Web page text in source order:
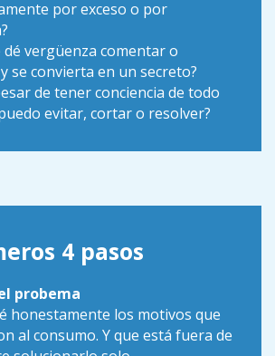
por exceso o por
dé vergüenza comentar o
se convierta en un secreto?
de tener conciencia de todo
evitar, cortar o resolver?
4 pasos
probema
honestamente los motivos que
al consumo. Y que está fuera de